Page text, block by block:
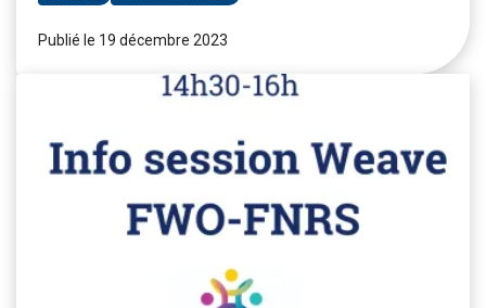
Publié le 19 décembre 2023